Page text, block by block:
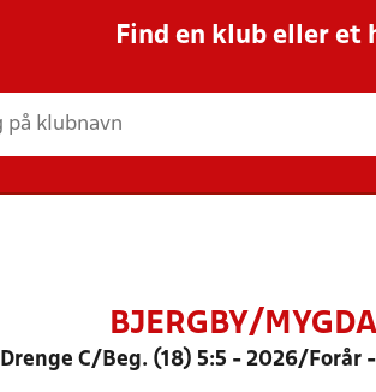
Find en klub eller et
BJERGBY/
C/Beg. (18) 5:5 - 2026/Forår